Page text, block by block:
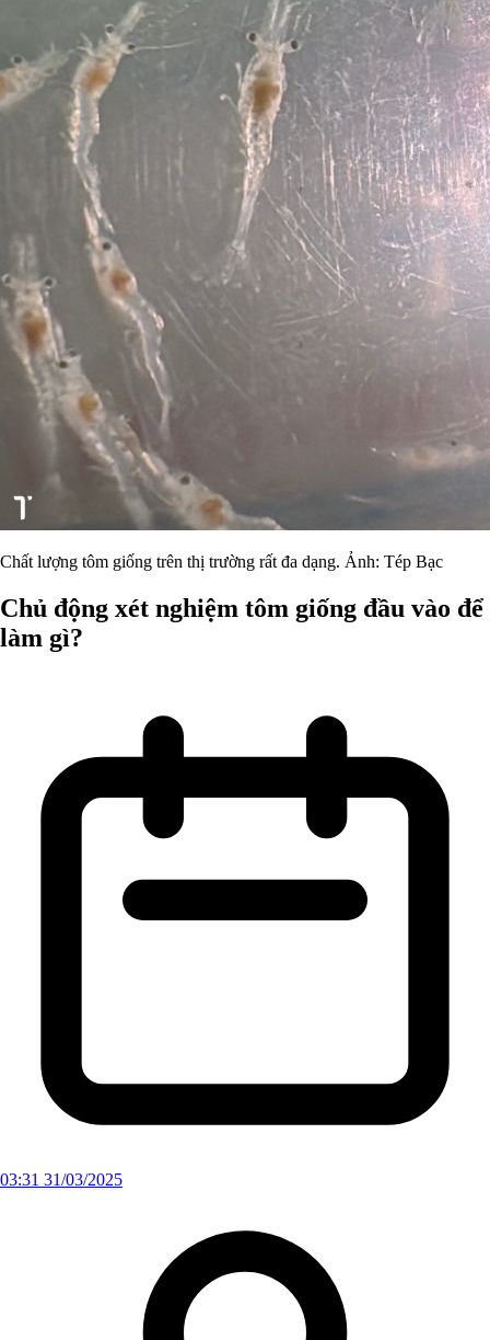
Chất lượng tôm giống trên thị trường rất đa dạng. Ảnh: Tép Bạc
Chủ động xét nghiệm tôm giống đầu vào để
làm gì?
03:31 31/03/2025